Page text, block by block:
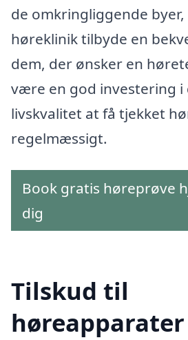
de omkringliggende
høreklinik tilbyde en
dem, der ønsker en
være en god investering i
livskvalitet at få tjekket
regelmæssigt.
Book gratis høreprøve
dig
Tilskud til
høreapparater